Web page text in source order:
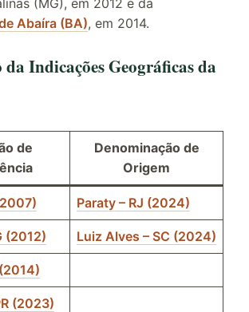
Abaíra (BA), em 2014.
Indicações Geográficas da
de
Denominação de
Origem
Paraty – RJ (2024)
(2012) Luiz Alves – SC (2024)
(2023)